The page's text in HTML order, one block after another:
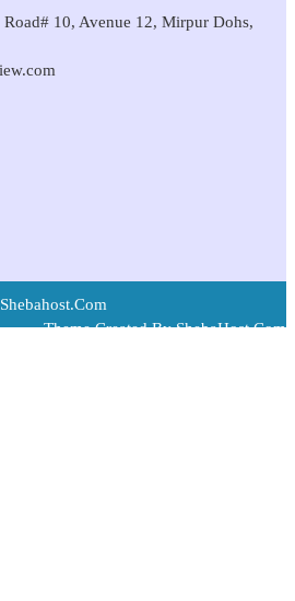
10, Avenue 12, Mirpur Dohs,
Theme Created By ShebaHost.Com